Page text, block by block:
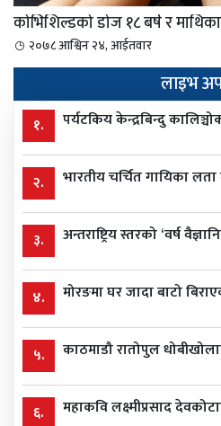
कोभिशिल्डको डोज १८ बर्ष र
२०७८ आश्विन २४, आईतवार
लाइभ
१. पर्यटकिय केन्द्रबिन्दु
२. भारतीय चर्चित गायिका
३. अन्तराष्ट्रिय स्तरको ‘वर्ष
४. मोरङमा घर जादा बाटो
५. काठमाडौ रातोपुल
६. महाकवि लक्ष्मीप्रसाद